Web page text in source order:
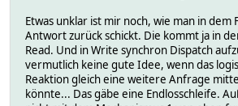
Etwas unklar ist mir noch, wie man in dem
Antwort zurück schickt. Die kommt ja in
Read. Und in Write synchron Dispatch
vermutlich keine gute Idee, wenn das
Reaktion gleich eine weitere Anfrage
könnte... Das gäbe eine Endlosschleife.